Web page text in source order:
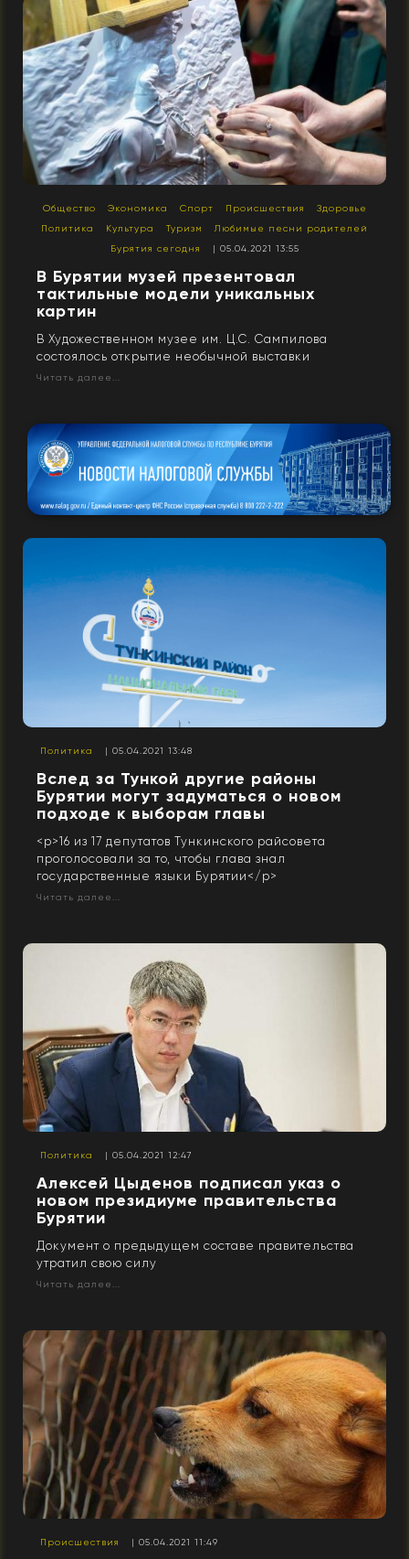
Общество Экономика Спорт Происшествия
Здоровье
Политика
Культура Туризм
Любимые песни родителей
Бурятия сегодня
| 05.04.2021 13:55
В Бурятии музей презентовал
тактильные модели уникальных
картин
В Художественном музее им. Ц.С. Сампилова
состоялось открытие необычной выставки
Читать далее...
Политика | 05.04.2021 13:48
Вслед за Тункой другие районы
Бурятии могут задуматься о новом
подходе к выборам главы
<p>16 из 17 депутатов Тункинского райсовета
проголосовали за то, чтобы глава знал
государственные языки Бурятии</p>
Читать далее...
Политика | 05.04.2021 12:47
Алексей Цыденов подписал указ о
новом президиуме правительства
Бурятии
Документ о предыдущем составе правительства
утратил свою силу
Читать далее...
Происшествия | 05.04.2021 11:49